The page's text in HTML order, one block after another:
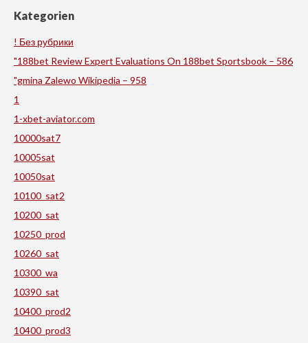
Kategorien
! Без рубрики
"188bet Review Expert Evaluations On 188bet Sportsbook – 586
"gmina Zalewo Wikipedia – 958
1
1-xbet-aviator.com
10000sat7
10005sat
10050sat
10100_sat2
10200_sat
10250_prod
10260_sat
10300_wa
10390_sat
10400_prod2
10400_prod3